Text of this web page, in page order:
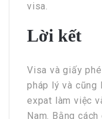
visa.
Lời kết
Visa và giấy
pháp lý và cũng
expat làm việc
Nam. Bằng